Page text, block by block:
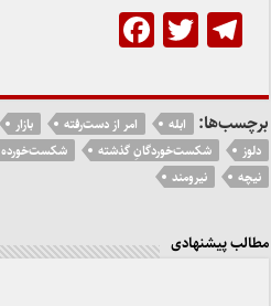
T
el
e
gr
a
m
T
wi
tt
er
c
e
b
o
k
برچسب‌ها: ابله امر از دست‌رفته بازار
دلوز
شکست‌خوردگانِ گذشته شکست‌خورده
نیچه
نیرومند
مطالب پیشنهادی